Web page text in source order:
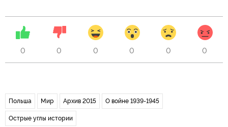
0 0 0 0 0 0
Польша Мир Архив 2015 О войне 1939-1945
Острые углы истории